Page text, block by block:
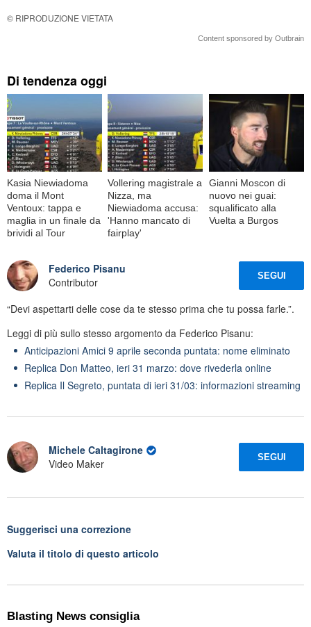
© RIPRODUZIONE VIETATA
Content sponsored by Outbrain
Di tendenza oggi
Kasia Niewiadoma
doma il Mont
Ventoux: tappa e
maglia in un finale da
brividi al Tour
Vollering magistrale a
Nizza, ma
Niewiadoma accusa:
'Hanno mancato di
fairplay'
Gianni Moscon di
nuovo nei guai:
squalificato alla
Vuelta a Burgos
Federico Pisanu
Contributor
SEGUI
“Devi aspettarti delle cose da te stesso prima che tu possa farle.”.
Leggi di più sullo stesso argomento da Federico Pisanu:
Anticipazioni Amici 9 aprile seconda puntata: nome eliminato
Replica Don Matteo, ieri 31 marzo: dove rivederla online
Replica Il Segreto, puntata di ieri 31/03: informazioni streaming
Michele Caltagirone
Video Maker
SEGUI
Suggerisci una correzione
Valuta il titolo di questo articolo
Blasting News consiglia